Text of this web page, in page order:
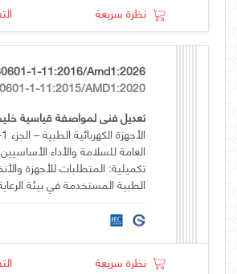
نظرة سريعة
1-11:2016/Amd1:2026
1-11:2015/AMD1:2020
تعديل فني لمواصفة قياسية
العامة للسلامة والأداء
تكميلية: المتطلبات للأجهزة
الطبية المستخدمة في بيئة
نظرة سريعة